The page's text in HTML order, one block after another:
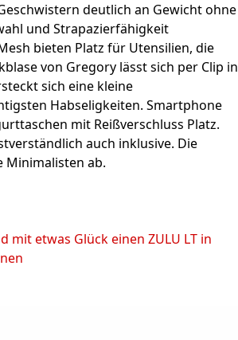
deutlich an Gewicht ohne
und Strapazierfähigkeit
bieten Platz für Utensilien, die
von Gregory lässt sich per Clip in
sich eine kleine
Habseligkeiten. Smartphone
mit Reißverschluss Platz.
auch inklusive. Die
Minimalisten ab.
mit etwas Glück einen ZULU LT in